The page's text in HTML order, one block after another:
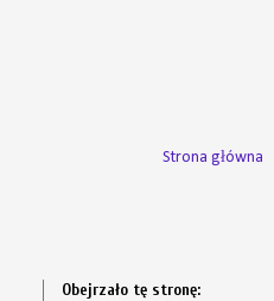
Strona główna
Obejrzało tę stronę: